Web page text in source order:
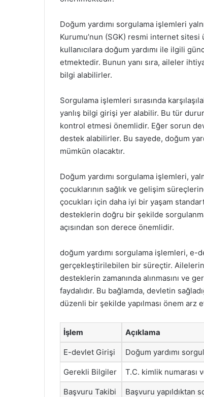
Doğum yardımı sorgulama işlemleri
Kurumu’nun (SGK) resmi internet
kullanıcılara doğum yardımı ile ilgili
etmektedir. Bunun yanı sıra, aileler
bilgi alabilirler.
Sorgulama işlemleri sırasında
yanlış bilgi girişi yer alabilir. Bu tür
kontrol etmesi önemlidir. Eğer sorun
destek alabilirler. Bu sayede, doğum
mümkün olacaktır.
Doğum yardımı sorgulama işlemleri,
çocuklarının sağlık ve gelişim
çocukları için daha iyi bir yaşam
desteklerin doğru bir şekilde
açısından son derece önemlidir.
doğum yardımı sorgulama işlemleri, e-
gerçekleştirilebilen bir süreçtir.
desteklerin zamanında alınmasını ve
faydalıdır. Bu bağlamda, devletin
düzenli bir şekilde yapılması önem arz
İşlem Açıklama
E-devlet Girişi Doğum yardımı
Gerekli Bilgiler T.C. kimlik
Başvuru Takibi Başvuru yapıldıktan